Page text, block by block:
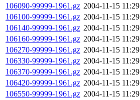
106090-99999-1961.gz 2004-11-15 11:29
106100-99999-1961.gz 2004-11-15 11:29
106140-99999-1961.gz 2004-11-15 11:29
106160-99999-1961.gz 2004-11-15 11:29
106270-99999-1961.gz 2004-11-15 11:29
106330-99999-1961.gz 2004-11-15 11:29
106370-99999-1961.gz 2004-11-15 11:29
106420-99999-1961.gz 2004-11-15 11:29
106550-99999-1961.gz 2004-11-15 11:29